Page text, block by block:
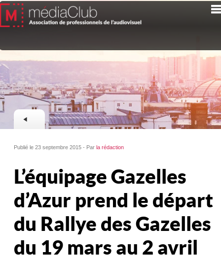
Publié le 23 septembre 2015 - Parla rédaction
L’équipage Gazelles
d’Azur prend le départ
du Rallye des Gazelles
du 19 mars au 2 avril